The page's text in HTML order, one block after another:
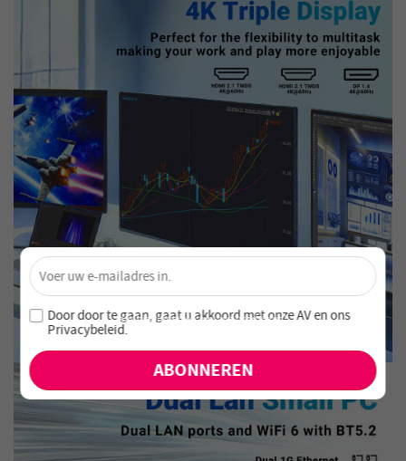
Ontgrendel 4% Korting – Schrijf je nu in!
Word lid van onze nieuwsbrief en mis nooit speciale
aanbiedingen en nieuwe producten!
×
Door door te gaan, gaat u akkoord met onzeAV enons
Privacybeleid.